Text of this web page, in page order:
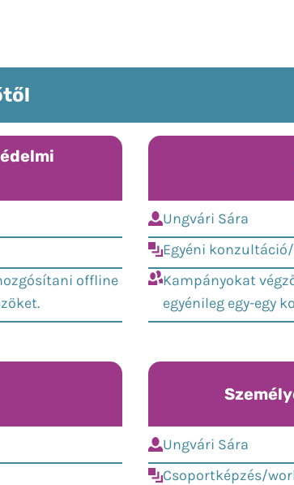
offline
Ungvári Sára
Egyéni
Kampányokat
egyénileg egy-egy
Ungvári Sára
Csoportképzés/